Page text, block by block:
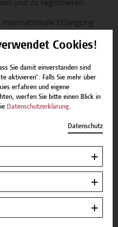
und zu registrieren.
Erlangung
bestimmter
folgende Lehr- und
Vortrag und Diskussion
Cookies!
Sie damit einverstanden sind
aktivieren". Falls Sie mehr über
erfahren und eigene
werfen Sie bitte einen Blick in
Datenschutzerklärung.
Datenschutz